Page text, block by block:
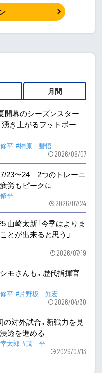
月間
開幕のシーズンスター
湧き上がるフットボー
平 #榊原 彗悟
2026/08/07
7/23〜24 2つのトレーニ
労もピークに
平
2026/07/24
山崎太新「今季はよりま
とが出来ると思う」
2026/07/19
モさんも。歴代指揮官
平 #片野坂 知宏
2026/04/30
の対外試合。新戦力を見
透を進める
太郎 #茂 平
2026/07/13